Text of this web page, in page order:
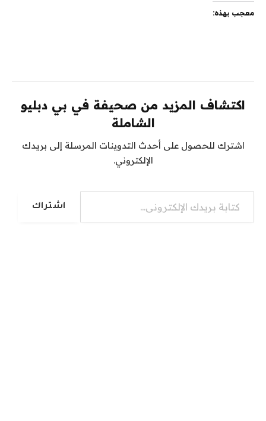
معجب بهذه:
اكتشاف المزيد من صحيفة في بي دبليو
الشاملة
اشترك للحصول على أحدث التدوينات المرسلة إلى بريدك
الإلكتروني.
كتابة بريدك الإلكتروني...
اشتراك